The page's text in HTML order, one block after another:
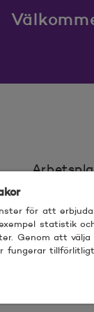
för att
statistik
Genom att välja
fungerar tillförlitligt